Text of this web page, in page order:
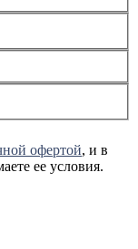
офертой, и в
ее условия.